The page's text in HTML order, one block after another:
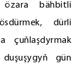
özara bähbitli
dürli
çuňlaşdyrmak
gün